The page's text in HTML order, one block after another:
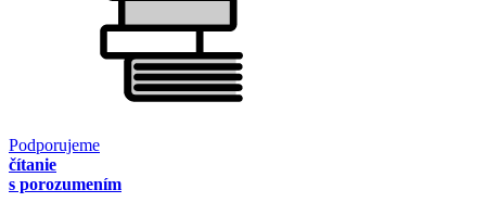
Podporujeme
čítanie
s porozumením